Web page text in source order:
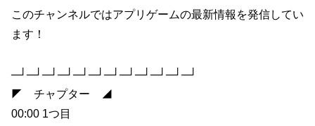
このチャンネルではアプリゲームの最新情報を発信してい
ます！
─┘─┘─┘─┘─┘─┘─┘─┘─┘─┘─┘─┘
◤ チャプター ◢
00:00 1つ目